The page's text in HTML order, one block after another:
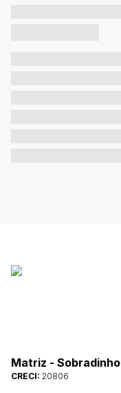
Matriz - Sobradinho
CRECI: 20806